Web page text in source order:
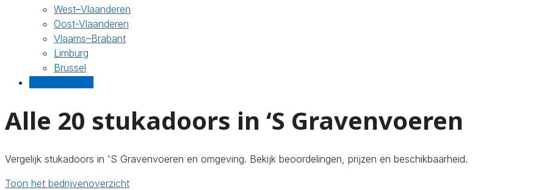
West–Vlaanderen
Oost-Vlaanderen
Vlaams–Brabant
Limburg
Brussel
Alle 20 stukadoors in ‘S Gravenvoeren
Vergelijk stukadoors in 'S Gravenvoeren en omgeving. Bekijk beoordelingen, prijzen en beschikbaarheid.
Toon het bedrijvenoverzicht